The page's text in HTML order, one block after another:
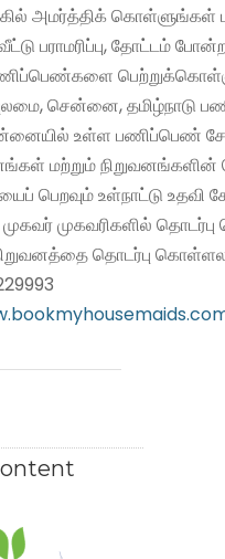
அமர்த்திக் கொள்ளுங்கள்
பராமரிப்பு, தோட்டம்
சென்னை, தமிழ்நாடு
உள்ள பணிப்பெண்
மற்றும் நிறுவனங்களின்
பெறவும் உள்நாட்டு உதவி
முகவரிகளில்
தொடர்பு